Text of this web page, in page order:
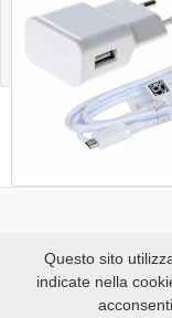
Questo sito
indicate nella